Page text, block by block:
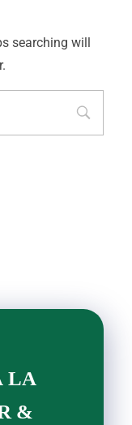
searching will
LA
&